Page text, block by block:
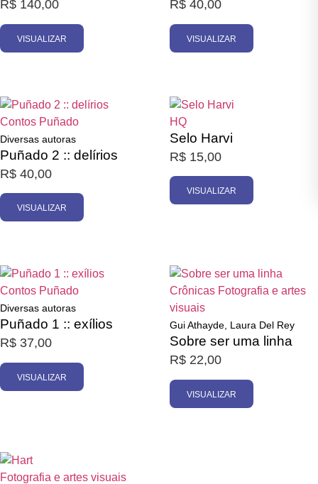
R$ 140,00
VISUALIZAR
R$ 40,00
VISUALIZAR
Contos Puñado
Diversas autoras
Puñado 2 :: delírios
R$ 40,00
VISUALIZAR
HQ
Selo Harvi
R$ 15,00
VISUALIZAR
Contos Puñado
Diversas autoras
Puñado 1 :: exílios
R$ 37,00
VISUALIZAR
Crônicas Fotografia e artes
visuais
Gui Athayde, Laura Del Rey
Sobre ser uma linha
R$ 22,00
VISUALIZAR
Fotografia e artes visuais